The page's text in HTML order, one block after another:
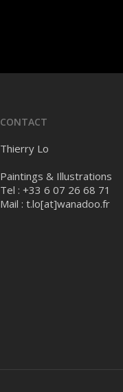
CONTACT
Thierry Lo
Paintings & Illustrations
Tel : +33 6 07 26 68 71
Mail :t.lo[at]wanadoo.fr